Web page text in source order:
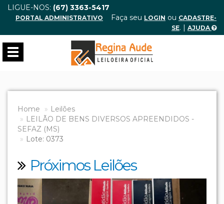
LIGUE-NOS: (67) 3363-5417
PORTAL ADMINISTRATIVO Faça seu LOGIN ou CADASTRE-
SE. | AJUDA
Toggle
navigation
Home
Leilões
LEILÃO DE BENS DIVERSOS APREENDIDOS -
SEFAZ (MS)
Lote: 0373
Próximos Leilões
Previous